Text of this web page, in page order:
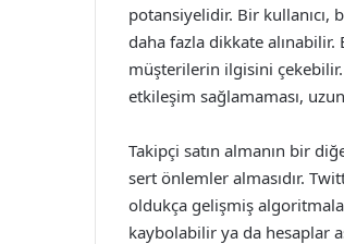
potansiyelidir. Bir kullanıcı,
daha fazla dikkate
müşterilerin ilgisini
etkileşim sağlamaması,
Takipçi satın almanın bir
sert önlemler almasıdır.
oldukça gelişmiş
kaybolabilir ya da hesaplar